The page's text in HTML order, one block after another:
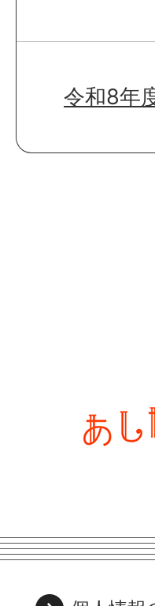
令和8年